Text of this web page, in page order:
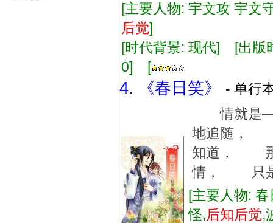
[主要人物: 宇文攻 宇
后觉]
[时代背景: 现代] [出
0] [
4. 《春日笑》
- 单行
情就是
地追随，
知道， 那
情， 只是
[主要人物:
怪,后知后觉,